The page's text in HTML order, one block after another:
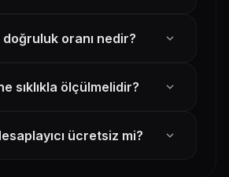
doğruluk oranı nedir? expand_more
sıklıkla ölçülmelidir? expand_more
ücretsiz mi? expand_more